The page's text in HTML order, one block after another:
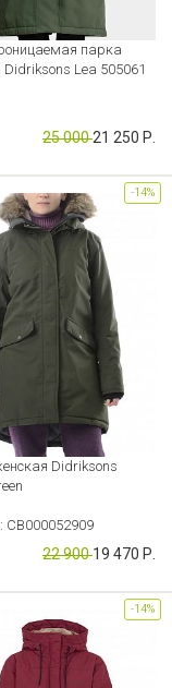
парка
Lea 505061
CB000052912
25 00021 250 Р.
Didriksons
CB000052909
22 90019 470 Р.
-14%
-14%